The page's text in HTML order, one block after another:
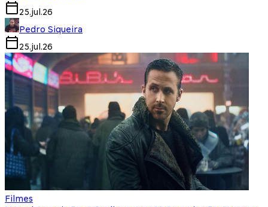
25.jul.26
Pedro Siqueira
25.jul.26
Filmes